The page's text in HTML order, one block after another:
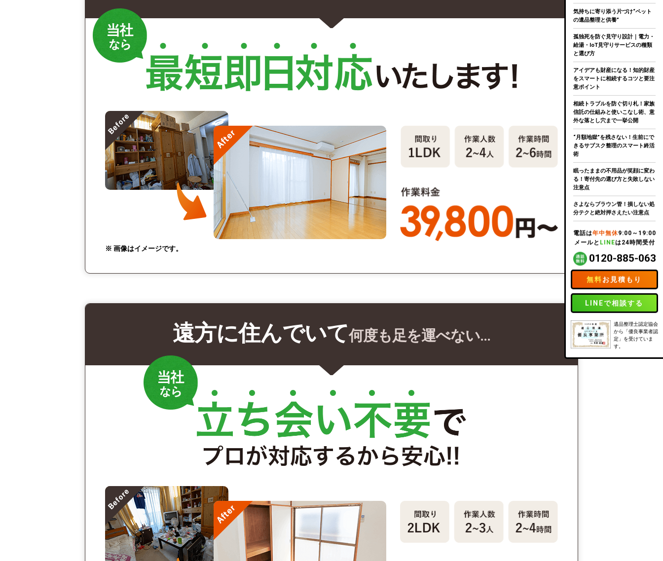
※ 画像はイメージです。
遠方に住んでいて何度も足を運べない…
気持ちに寄り添う片づけ“ペット
の遺品整理と供養”
孤独死を防ぐ見守り設計｜電力・
給湯・IoT見守りサービスの種類
と選び方
アイデアも財産になる！知的財産
をスマートに相続するコツと要注
意ポイント
相続トラブルを防ぐ切り札！家族
信託の仕組みと使いこなし術、意
外な落とし穴まで一挙公開
“月額地獄”を残さない！生前にで
きるサブスク整理のスマート終活
術
眠ったままの不用品が笑顔に変わ
る！寄付先の選び方と失敗しない
注意点
さよならブラウン管！損しない処
分テクと絶対押さえたい注意点
電話は年中無休9:00～19:00
メールと LINEは24時間受付
0120-885-063
無料お見積もり
LINEで相談する
遺品整理士認定協会
から「優良事業者認
定」を受けていま
す。